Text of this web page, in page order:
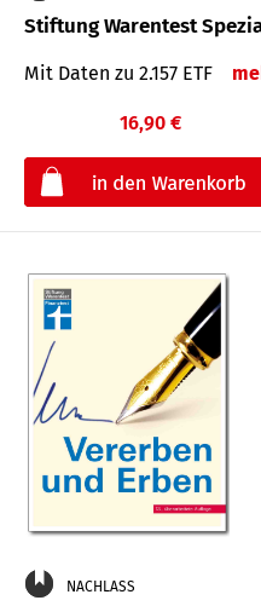
Stiftung Warentest
Mit Daten zu 2.157 ETF
16,90 €
NACHLASS